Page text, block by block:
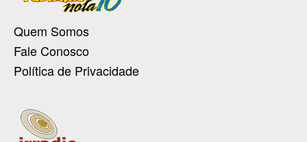
Quem Somos
Fale Conosco
Política de Privacidade